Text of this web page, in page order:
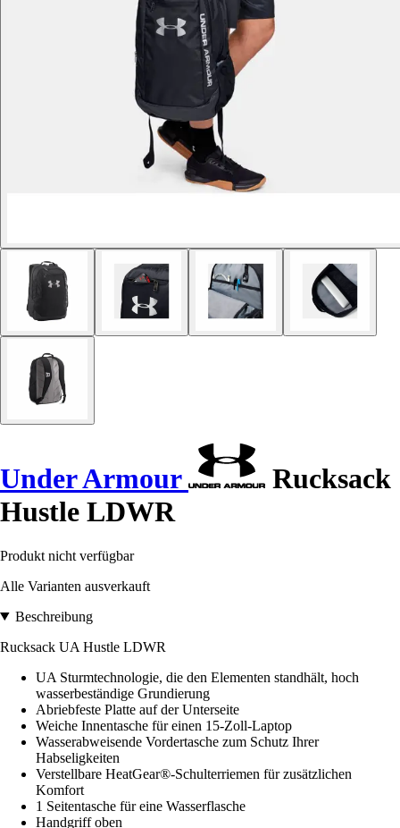
Under Armour
Rucksack
Hustle LDWR
Produkt nicht verfügbar
Alle Varianten ausverkauft
Beschreibung
Rucksack UA Hustle LDWR
UA Sturmtechnologie, die den Elementen standhält, hoch
wasserbeständige Grundierung
Abriebfeste Platte auf der Unterseite
Weiche Innentasche für einen 15-Zoll-Laptop
Wasserabweisende Vordertasche zum Schutz Ihrer
Habseligkeiten
Verstellbare HeatGear®-Schulterriemen für zusätzlichen
Komfort
1 Seitentasche für eine Wasserflasche
Handgriff oben